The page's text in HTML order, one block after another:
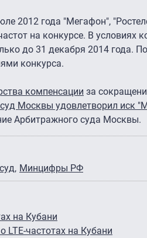
2012 года "Мегафон",
на конкурсе. В условиях
до 31 декабря 2014 года.
конкурса.
компенсации за
Москвы удовлетворил иск
Арбитражного суда Москвы.
Минцифры РФ
на Кубани
частотах на Кубани